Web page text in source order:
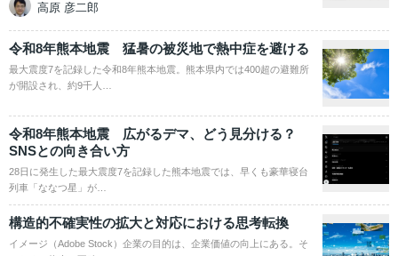
高原 彦二郎
令和8年熊本地震 猛暑の被災地で熱中症を避ける
最大震度7を記録した令和8年熊本地震。熊本県内では400超の避難所
が開設され、約9千人…
令和8年熊本地震 広がるデマ、どう見分ける？
SNSとの向き合い方
28日に発生した最大震度7を記録した熊本地震では、早くも豪華寝台
列車「ななつ星」が…
構造的不確実性の拡大と対応における思考転換
イメージ（Adobe Stock）企業の目的は、企業価値の向上にある。そ